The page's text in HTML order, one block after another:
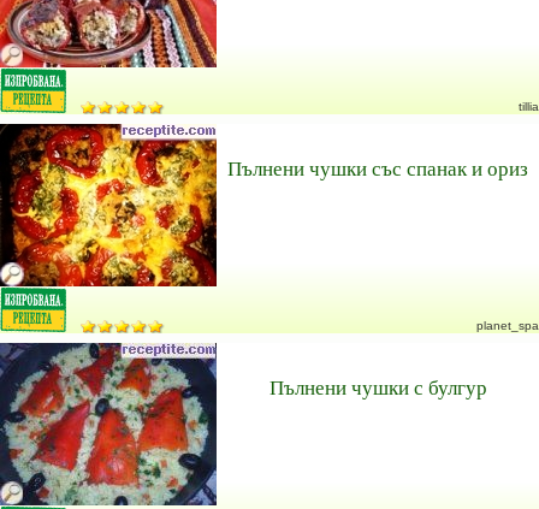
tillia
Пълнени чушки със спанак и ориз
planet_spa
Пълнени чушки с булгур